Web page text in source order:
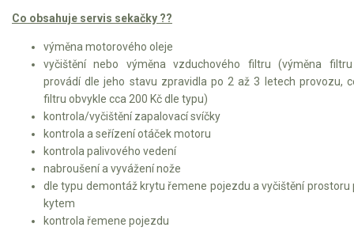
Co obsahuje servis sekačky ??
výměna motorového oleje
vyčištění nebo výměna vzduchového filtru (výměna
provádí dle jeho stavu zpravidla po 2 až 3 letech provozu,
filtru obvykle cca 200 Kč dle typu)
kontrola/vyčištění zapalovací svíčky
kontrola a seřízení otáček motoru
kontrola palivového vedení
nabroušení a vyvážení nože
dle typu demontáž krytu řemene pojezdu a vyčištění prostoru
kytem
kontrola řemene pojezdu